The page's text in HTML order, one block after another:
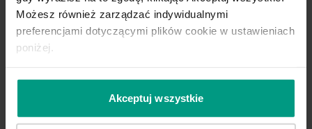
Możesz również zarządzać indywidualnymi
preferencjami dotyczącymi plików cookie w ustawieniach
poniżej.
Akceptuj wszystkie
zobacz więcej
APARTAMENTY
OLSZTYN
APARTAMENTY